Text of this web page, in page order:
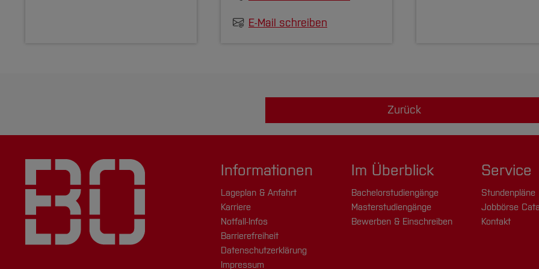
E-Mail schreiben
Zurück
Informationen
Lageplan & Anfahrt
Karriere
Notfall-Infos
Barrierefreiheit
Datenschutzerklärung
Impressum
Im Überblick
Bachelorstudiengänge
Masterstudiengänge
Bewerben & Einschreiben
Service
Stundenpläne
Jobbörse
Kontakt